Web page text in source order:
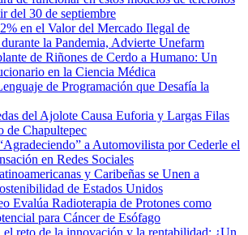
del 30 de septiembre
en el Valor del Mercado Ilegal de
la Pandemia, Advierte Unefarm
de Riñones de Cerdo a Humano: Un
en la Ciencia Médica
de Programación que Desafía la
del Ajolote Causa Euforia y Largas Filas
de Chapultepec
a Automovilista por Cederle el
en Redes Sociales
y Caribeñas se Unen a
de Estados Unidos
Evalúa Radioterapia de Protones como
para Cáncer de Esófago
reto de la innovación y la rentabilidad: ¿Un